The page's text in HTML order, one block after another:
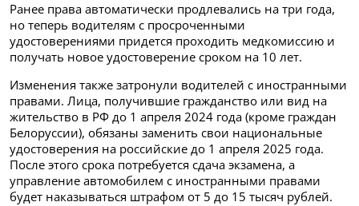
Ранее права автоматически продлевались на три года,
но теперь водителям с просроченными
удостоверениями придется проходить медкомиссию и
получать новое удостоверение сроком на 10 лет.
Изменения также затронули водителей с иностранными
правами. Лица, получившие гражданство или вид на
жительство в РФ до 1 апреля 2024 года (кроме граждан
Белоруссии), обязаны заменить свои национальные
удостоверения на российские до 1 апреля 2025 года.
После этого срока потребуется сдача экзамена, а
управление автомобилем с иностранными правами
будет наказываться штрафом от 5 до 15 тысяч рублей.